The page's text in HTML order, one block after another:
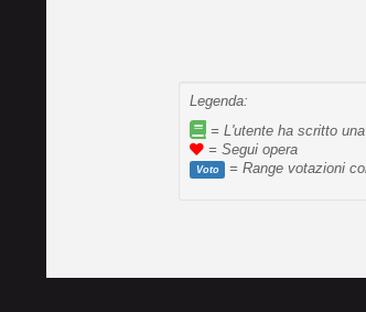
Legenda:
= L'utente ha scritto
= Segui opera
Voto = Range votazioni